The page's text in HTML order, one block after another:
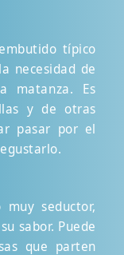
típico
necesidad de
matanza. Es
y de otras
pasar por el
seductor,
sabor. Puede
que parten